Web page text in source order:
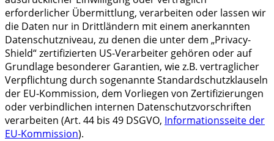
erforderlicher Übermittlung, verarbeiten oder lassen wir
die Daten nur in Drittländern mit einem anerkannten
Datenschutzniveau, zu denen die unter dem „Privacy-
Shield“ zertifizierten US-Verarbeiter gehören oder auf
Grundlage besonderer Garantien, wie z.B. vertraglicher
Verpflichtung durch sogenannte Standardschutzklauseln
der EU-Kommission, dem Vorliegen von Zertifizierungen
oder verbindlichen internen Datenschutzvorschriften
verarbeiten (Art. 44 bis 49 DSGVO, Informationsseite der
EU-Kommission).